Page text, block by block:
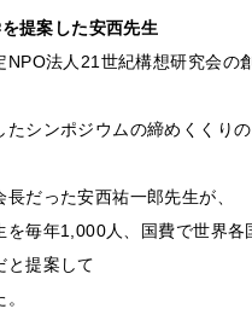
提案した安西先生
NPO法人21世紀構想研究会の
たシンポジウムの締めくくり
だった安西祐一郎先生が、
を毎年1,000人、国費で世界各
と提案して